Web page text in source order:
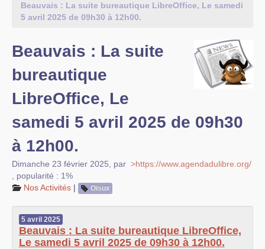
Nos Activités
Beauvais : La suite bureautique LibreOffice, Le samedi
5 avril 2025 de 09h30 à 12h00.
Beauvais : La suite
bureautique
LibreOffice, Le
samedi 5 avril 2025 de 09h30
à 12h00.
Dimanche 23 février 2025 par >https://www.agendadulibre.org/
popularité : 1%
Nos Activités | Oisux
5 avril 2025
Beauvais : La suite bureautique LibreOffice,
Le samedi 5 avril 2025 de 09h30 à 12h00.